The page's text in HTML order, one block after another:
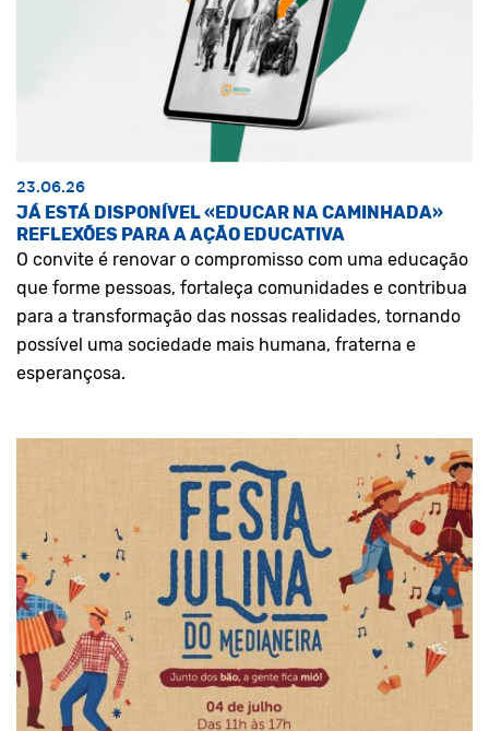
23.06.26
JÁ ESTÁ DISPONÍVEL «EDUCAR NA CAMINHADA»
REFLEXÕES PARA A AÇÃO EDUCATIVA
O convite é renovar o compromisso com uma educação
que forme pessoas, fortaleça comunidades e contribua
para a transformação das nossas realidades, tornando
possível uma sociedade mais humana, fraterna e
esperançosa.